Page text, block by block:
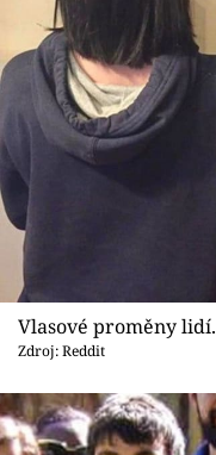
Vlasové proměny lidí.
Zdroj: Reddit